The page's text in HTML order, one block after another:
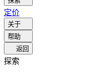
定价
关于
帮助
返回
探索